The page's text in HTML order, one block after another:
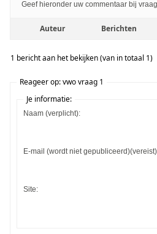
Geef hieronder uw commentaar bij
Auteur Berichten
1 bericht aan het bekijken (van in totaal 1)
Reageer op: vwo vraag 1
Je informatie:
Naam (verplicht):
E-mail (wordt niet
Site: